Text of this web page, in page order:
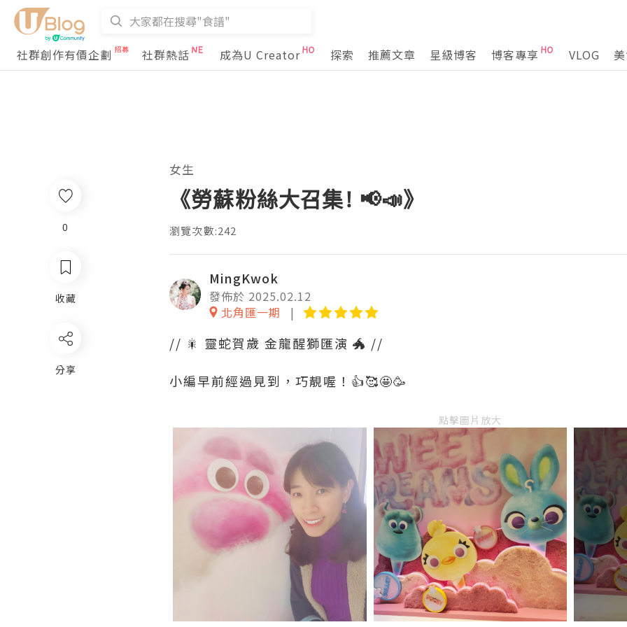
社群創作有價企劃 社群熱話 成為U Creator 探索 推薦文章 星級博客 博客專享 VLOG
女生
《勞蘇粉絲大召集! 📢📣》
瀏覽次數:242
MingKwok
發佈於 2025.02.12
北角匯一期
// 🎇 靈蛇賀歲 金龍醒獅匯演 🐲 //
小編早前經過見到，巧靚喔！👍🥰🤩🥳
點擊圖片放大
0
收藏
分享